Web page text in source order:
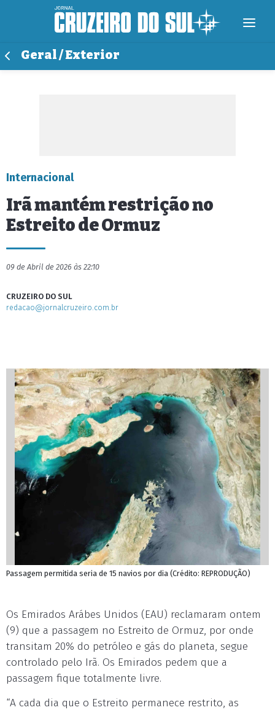
Geral / Exterior
Internacional
Irã mantém restrição no
Estreito de Ormuz
09 de Abril de 2026 às 22:10
CRUZEIRO DO SUL
redacao@jornalcruzeiro.com.br
Passagem permitida seria de 15 navios por dia (Crédito: REPRODUÇÃO)
Os Emirados Arábes Unidos (EAU) reclamaram ontem
(9) que a passagem no Estreito de Ormuz, por onde
transitam 20% do petróleo e gás do planeta, segue
controlado pelo Irã. Os Emirados pedem que a
passagem fique totalmente livre.
“A cada dia que o Estreito permanece restrito, as